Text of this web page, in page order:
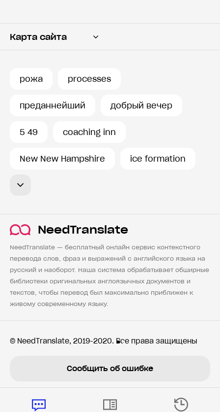
Карта сайта
рожа processes
преданнейший добрый вечер
5 49 coaching inn
New New Hampshire ice formation
NeedTranslate
NeedTranslate — бесплатный онлайн сервис контекстного
перевода слов, фраз и выражений с английского языка на
русский и наоборот. Наша система обрабатывает обширные
библиотеки оригинальных англоязычных документов и
текстов, чтобы перевод был максимально приближен к
живому современному языку.
© NeedTranslate, 2019-2020. Все права защищены
Сообщить об ошибке